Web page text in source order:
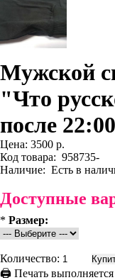
Мужской
"Что
после
Цена: 3500 р.
Код товара: 958735-
Наличие: Есть в
Доступные
* Размер:
Количество:
🖨 Печать выполняется